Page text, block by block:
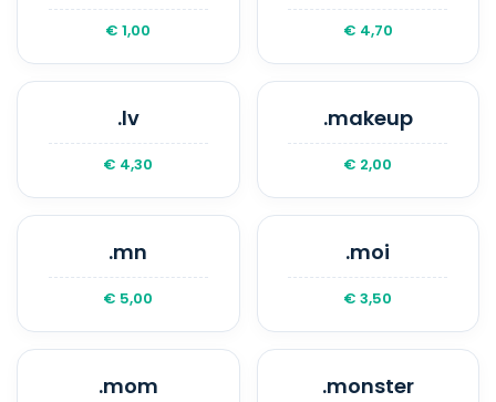
€ 1,00 € 4,70
.lv
€ 4,30
.makeup
€ 2,00
.mn
€ 5,00
.moi
€ 3,50
.mom .monster